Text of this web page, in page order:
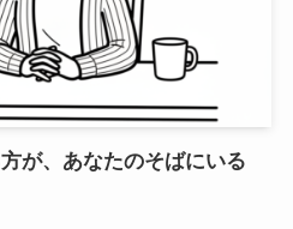
が、あなたのそばにいる